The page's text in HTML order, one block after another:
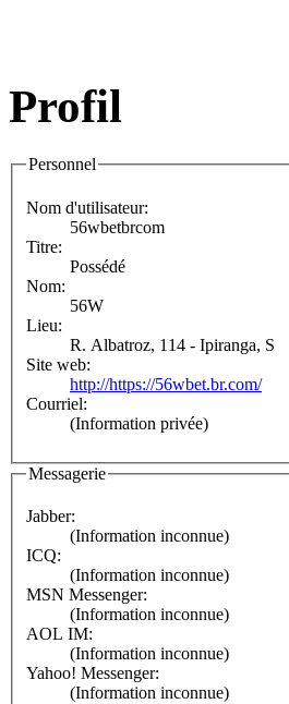
Profil
Personnel
Nom d'utilisateur:
56wbetbrcom
Titre:
Possédé
Nom:
56W
Lieu:
R. Albatroz, 114 - Ipiranga, S
Site web:
http://https://56wbet.br.com/
Courriel:
(Information privée)
Messagerie
Jabber:
(Information inconnue)
ICQ:
(Information inconnue)
MSN Messenger:
(Information inconnue)
AOL IM:
(Information inconnue)
Yahoo! Messenger:
(Information inconnue)